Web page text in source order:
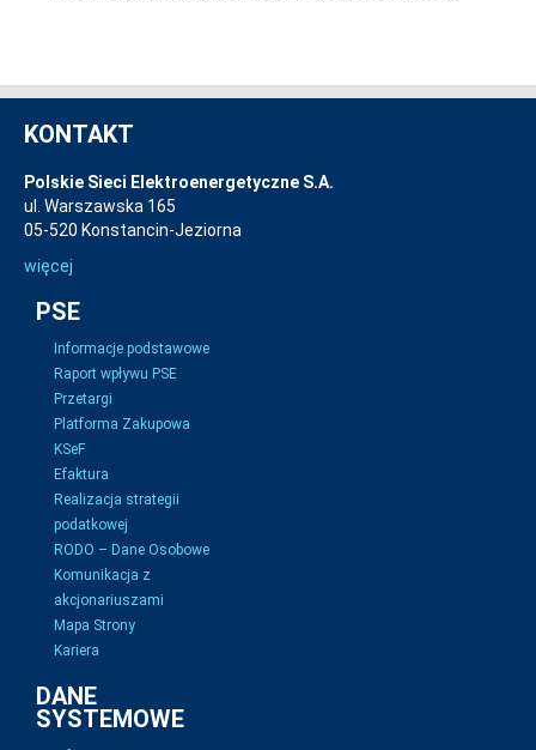
KONTAKT
Polskie Sieci Elektroenergetyczne S.A.
ul. Warszawska 165
05-520 Konstancin-Jeziorna
więcej
PSE
Informacje podstawowe
Raport wpływu PSE
Przetargi
Platforma Zakupowa
KSeF
Efaktura
Realizacja strategii
podatkowej
RODO – Dane Osobowe
Komunikacja z
akcjonariuszami
Mapa Strony
Kariera
DANE
SYSTEMOWE